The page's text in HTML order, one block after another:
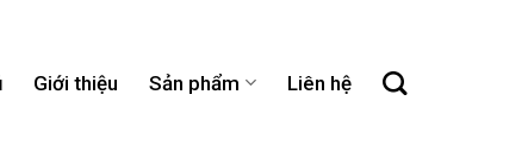
Giới thiệu Sản phẩm Liên hệ